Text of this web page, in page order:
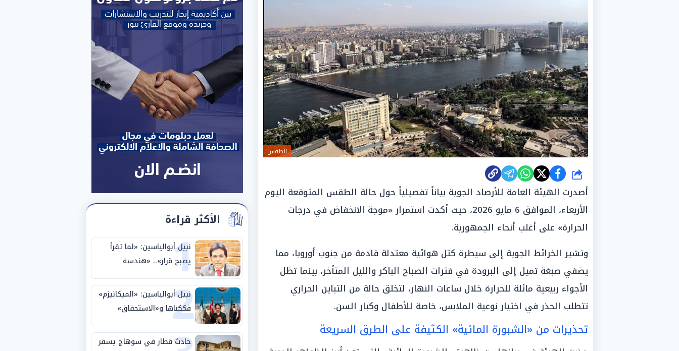
الطقس
شارك
أصدرت الهيئة العامة للأرصاد الجوية بياناً تفصيلياً حول حالة الطقس المتوقعة اليوم
الأربعاء، الموافق 6 مايو 2026، حيث أكدت استمرار «موجة الانخفاض في درجات
الحرارة» على أغلب أنحاء الجمهورية.
وتشير الخرائط الجوية إلى سيطرة كتل هوائية معتدلة قادمة من جنوب أوروبا، مما
يضفي صبغة تميل إلى البرودة في فترات الصباح الباكر والليل المتأخر، بينما تظل
الأجواء ربيعية مائلة للحرارة خلال ساعات النهار، لتخلق حالة من التباين الحراري
تتطلب الحذر في اختيار نوعية الملابس، خاصة للأطفال وكبار السن.
تحذيرات من «الشبورة المائية» الكثيفة على الطرق السريعة
الأكثر قراءة
1
نبيل أبوالياسين: «لما تقرأ
يصبح قرار».. «هندسة
الاستثمار السيادي» بين «ربط
الجيب بالوطن» و«سيادة
الكلمة»
2
نبيل أبوالياسين: «الميكانيزم»
فككناها و«الاستحقاق»
حتمية.. «تفعيل الإرادة»
مهمة الجامعة العربية
حادث قطار في سوهاج يسفر